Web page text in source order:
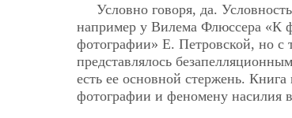
Условно говоря, да.
например у Вилема Флюссера «К
фотографии» Е. Петровской, но с
представлялось
есть ее основной стержень.
фотографии и феномену насилия